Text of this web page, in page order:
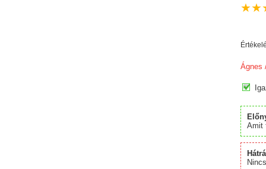
★★
Ágnes
Amit